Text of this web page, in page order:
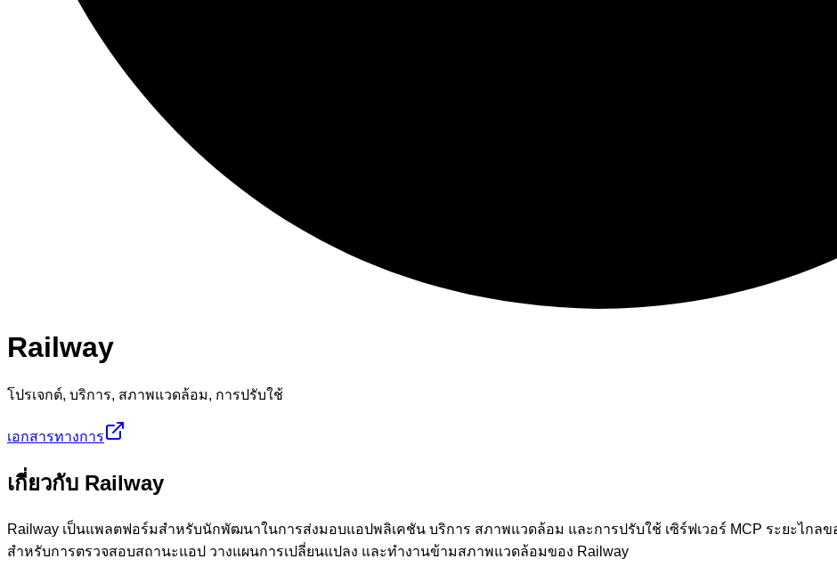
Railway
โปรเจกต์, บริการ, สภาพแวดล้อม, การปรับใช้
เอกสารทางการ
เกี่ยวกับ Railway
Railway เป็นแพลตฟอร์มสำหรับนักพัฒนาในการส่งมอบแอปพลิเคชัน บริการ สภาพแวดล้อม และการปรับใช้ เซิร์ฟเวอร์ MCP ระยะไกล
สำหรับการตรวจสอบสถานะแอป วางแผนการเปลี่ยนแปลง และทำงานข้ามสภาพแวดล้อมของ Railway